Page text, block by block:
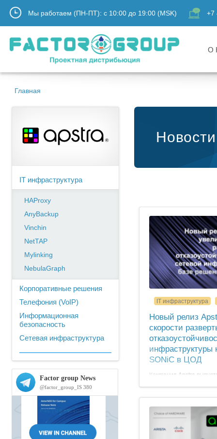
Мы работаем (ПН-ПТ): с 10:00 до 19:00 (MSK) +7
О
Главная
IT инфраструктура
HAProxy
AnyBackup
Vinchin
NetTAP
Mylinking
NebulaGraph
Корпоративные решения
Телефония (VoIP)
Информационная
безопасность
Сетевая инфраструктура
IT инфраструктура
Новый релиз
скорости
инфраструктуры
SONiC в ЦОД
Компания Apstra
значительное
функциональных
архитектуры SONiC